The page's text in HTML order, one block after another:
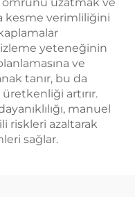
kesme verimliliğini
yeteneğinin
ve
tanır, bu da
artırır.
manuel
riskleri azaltarak
sağlar.